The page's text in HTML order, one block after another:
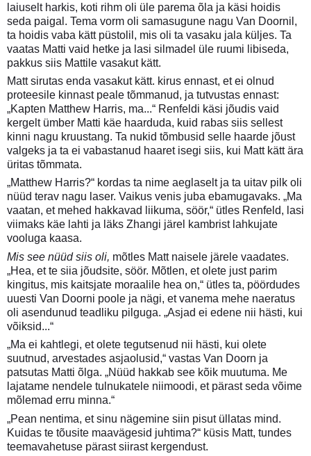
laiuselt harkis, koti rihm oli üle parema õla ja käsi hoidis
seda paigal. Tema vorm oli samasugune nagu Van Doornil,
ta hoidis vaba kätt püstolil, mis oli ta vasaku jala küljes. Ta
vaatas Matti vaid hetke ja lasi silmadel üle ruumi libiseda,
pakkus siis Mattile vasakut kätt.
Matt sirutas enda vasakut kätt. kirus ennast, et ei olnud
proteesile kinnast peale tõmmanud, ja tutvustas ennast:
„Kapten Matthew Harris, ma...“ Renfeldi käsi jõudis vaid
kergelt ümber Matti käe haarduda, kuid rabas siis sellest
kinni nagu kruustang. Ta nukid tõmbusid selle haarde jõust
valgeks ja ta ei vabastanud haaret isegi siis, kui Matt kätt ära
üritas tõmmata.
„Matthew Harris?“ kordas ta nime aeglaselt ja ta uitav pilk oli
nüüd terav nagu laser. Vaikus venis juba ebamugavaks. „Ma
vaatan, et mehed hakkavad liikuma, söör,“ ütles Renfeld, lasi
viimaks käe lahti ja läks Zhangi järel kambrist lahkujate
vooluga kaasa.
Mis see nüüd siis oli, mõtles Matt naisele järele vaadates.
„Hea, et te siia jõudsite, söör. Mõtlen, et olete just parim
kingitus, mis kaitsjate moraalile hea on,“ ütles ta, pöördudes
uuesti Van Doorni poole ja nägi, et vanema mehe naeratus
oli asendunud teadliku pilguga. „Asjad ei edene nii hästi, kui
võiksid...“
„Ma ei kahtlegi, et olete tegutsenud nii hästi, kui olete
suutnud, arvestades asjaolusid,“ vastas Van Doorn ja
patsutas Matti õlga. „Nüüd hakkab see kõik muutuma. Me
lajatame nendele tulnukatele niimoodi, et pärast seda võime
mõlemad erru minna.“
„Pean nentima, et sinu nägemine siin pisut üllatas mind.
Kuidas te tõusite maavägesid juhtima?“ küsis Matt, tundes
teemavahetuse pärast siirast kergendust.